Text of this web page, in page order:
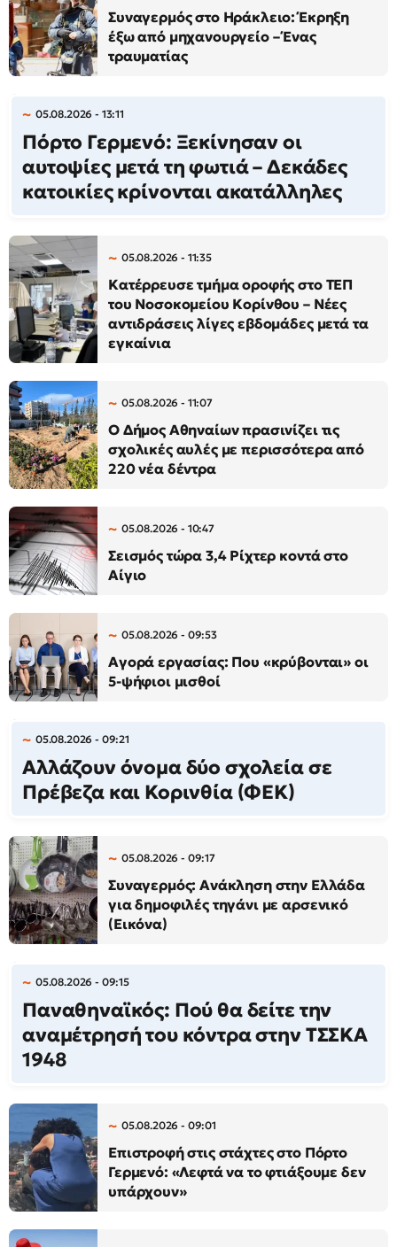
Συναγερμός στο Ηράκλειο: Έκρηξη
έξω από μηχανουργείο – Ένας
τραυματίας
05.08.2026 - 13:11
Πόρτο Γερμενό: Ξεκίνησαν οι
αυτοψίες μετά τη φωτιά – Δεκάδες
κατοικίες κρίνονται ακατάλληλες
05.08.2026 - 11:35
Κατέρρευσε τμήμα οροφής στο ΤΕΠ
του Νοσοκομείου Κορίνθου – Νέες
αντιδράσεις λίγες εβδομάδες μετά τα
εγκαίνια
05.08.2026 - 11:07
Ο Δήμος Αθηναίων πρασινίζει τις
σχολικές αυλές με περισσότερα από
220 νέα δέντρα
05.08.2026 - 10:47
Σεισμός τώρα 3,4 Ρίχτερ κοντά στο
Αίγιο
05.08.2026 - 09:53
Αγορά εργασίας: Που «κρύβονται» οι
5-ψήφιοι μισθοί
05.08.2026 - 09:21
Αλλάζουν όνομα δύο σχολεία σε
Πρέβεζα και Κορινθία (ΦΕΚ)
05.08.2026 - 09:17
Συναγερμός: Ανάκληση στην Ελλάδα
για δημοφιλές τηγάνι με αρσενικό
(Εικόνα)
05.08.2026 - 09:15
Παναθηναϊκός: Πού θα δείτε την
αναμέτρησή του κόντρα στην ΤΣΣΚΑ
1948
05.08.2026 - 09:01
Επιστροφή στις στάχτες στο Πόρτο
Γερμενό: «Λεφτά να το φτιάξουμε δεν
υπάρχουν»